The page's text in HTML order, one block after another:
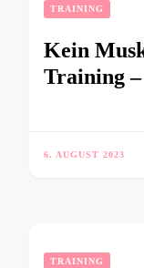
TRAINING
Kein
Training
6. AUGUST 2023
TRAINING